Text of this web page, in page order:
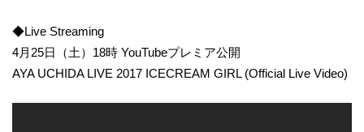
◆Live Streaming
4月25日（土）18時 YouTubeプレミア公開
AYA UCHIDA LIVE 2017 ICECREAM GIRL (Official Live Video)